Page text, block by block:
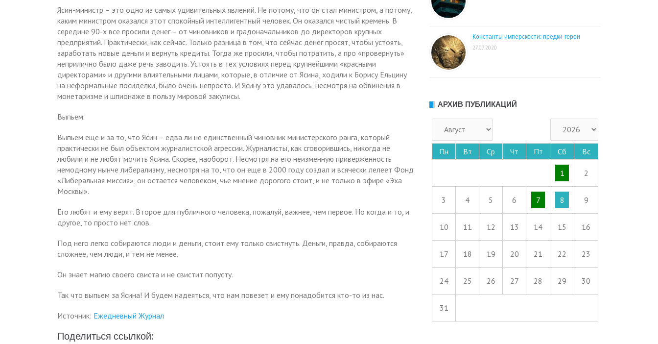
Ясин-министр – это одно из самых удивительных явлений. Не потому, что он стал министром, а потому,
каким министром оказался этот спокойный интеллигентный человек. Он оказался чистый кремень. В
середине 90-х все просили денег – от чиновников и градоначальников до директоров крупных
предприятий. Практически, как сейчас. Только разница в том, что сейчас денег просят, чтобы устоять,
заработать новые деньги и вернуть кредиты. Тогда же просили, чтобы потратить, а про «провернуть»
неприлично было даже речь заводить. Устоять в тех условиях перед крупнейшими «красными
директорами» и другими влиятельными лицами, которые, в отличие от Ясина, ходили к Борису Ельцину
на неформальные посиделки, было очень непросто. И Ясину это удавалось, несмотря на обвинения в
монетаризме и шпионаже в пользу мировой закулисы.
Выпьем.
Выпьем еще и за то, что Ясин – едва ли не единственный чиновник министерского ранга, который
практически не был объектом журналистской агрессии. Журналисты, как сговорившись, никогда не
любили и не любят мочить Ясина. Скорее, наоборот. Несмотря на его неизменную приверженность
немодному нынче либерализму, несмотря на то, что он еще в 2000 году создал и всячески лелеет Фонд
«Либеральная миссия», он остается человеком, чье мнение дорогого стоит, и не только в эфире «Эха
Москвы».
Его любят и ему верят. Второе для публичного человека, пожалуй, важнее, чем первое. Но когда и то, и
другое, то просто нет слов.
Под него легко собираются люди и деньги, стоит ему только свистнуть. Деньги, правда, собираются
сложнее, чем люди, и тем не менее.
Он знает магию своего свиста и не свистит попусту.
Так что выпьем за Ясина! И будем надеяться, что нам повезет и ему понадобится кто-то из нас.
Источник: Ежедневный Журнал
Поделиться ссылкой:
Константы имперскости: предки-герои
27.07.2020
АРХИВ ПУБЛИКАЦИЙ
Пн Вт Ср Чт Пт Сб Вс
1 2
3 4 5 6 7 8 9
10 11 12 13 14 15 16
17 18 19 20 21 22 23
24 25 26 27 28 29 30
31